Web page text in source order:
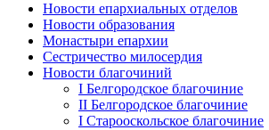
Новости епархиальных отделов
Новости образования
Монастыри епархии
Сестричество милосердия
Новости благочиний
I Белгородское благочиние
II Белгородское благочиние
I Старооскольское благочиние